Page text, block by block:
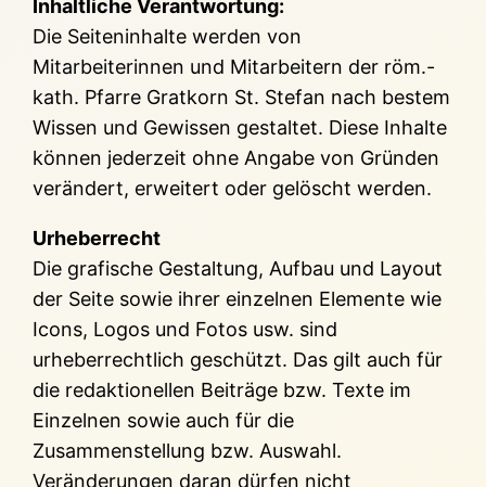
Inhaltliche Verantwortung:
Die Seiteninhalte werden von
Mitarbeiterinnen und Mitarbeitern der röm.-
kath. Pfarre Gratkorn St. Stefan nach bestem
Wissen und Gewissen gestaltet. Diese Inhalte
können jederzeit ohne Angabe von Gründen
verändert, erweitert oder gelöscht werden.
Urheberrecht
Die grafische Gestaltung, Aufbau und Layout
der Seite sowie ihrer einzelnen Elemente wie
Icons, Logos und Fotos usw. sind
urheberrechtlich geschützt. Das gilt auch für
die redaktionellen Beiträge bzw. Texte im
Einzelnen sowie auch für die
Zusammenstellung bzw. Auswahl.
Veränderungen daran dürfen nicht